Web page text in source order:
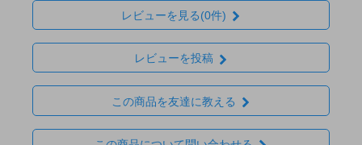
レビューを見る(0件)
レビューを投稿
この商品を友達に教える